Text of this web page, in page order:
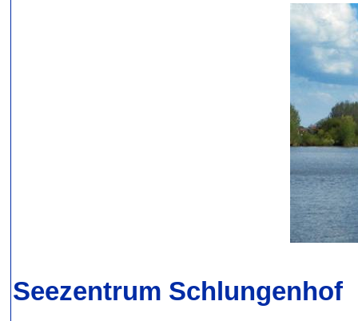
Seezentrum Schlungenhof